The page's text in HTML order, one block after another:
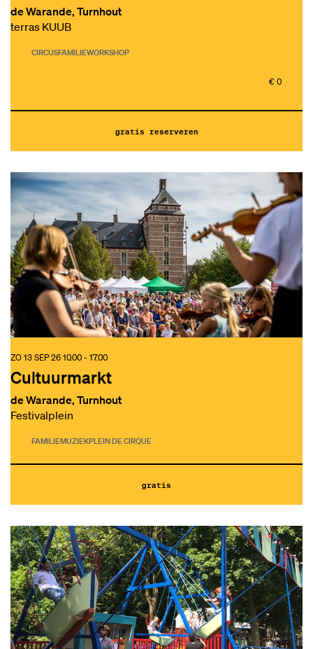
de Warande, Turnhout
terras KUUB
CIRCUSFAMILIEWORKSHOP
€ 0
gratis reserveren
Cultuurmarkt
ZO 13 SEP 2610.00 - 17.00
de Warande, Turnhout
Festivalplein
FAMILIEMUZIEKPLEIN DE CIRQUE
gratis